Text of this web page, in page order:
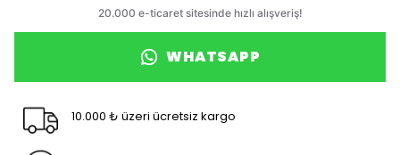
WHATSAPP
10.000 ₺ üzeri ücretsiz kargo